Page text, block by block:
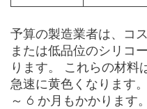
予算の製造業者は、コ
または低品位のシリコ
ります。 これらの材料
急速に黄色くなります
～ 6 か月もかかります。